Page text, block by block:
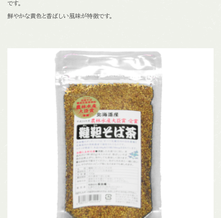
です。
鮮やかな黄色と香ばしい風味が特徴です。